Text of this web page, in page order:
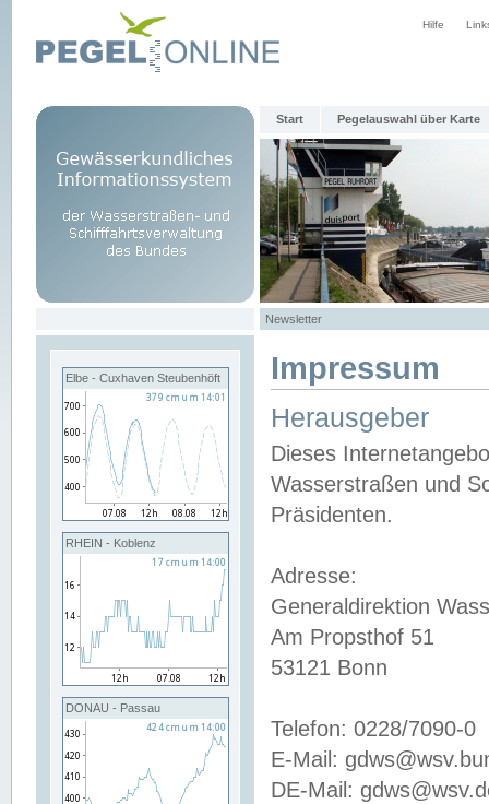
Hilfe
Start Pegelauswahl über Karte
Newsletter
Elbe - Cuxhaven Steubenhöft
RHEIN - Koblenz
DONAU - Passau
Impressum
Herausgeber
Dieses
Wasserstraßen und
Präsidenten.
Adresse:
Generaldirektion
Am Propsthof 51
53121 Bonn
Telefon: 0228/7090-0
E-Mail:
DE-Mail: